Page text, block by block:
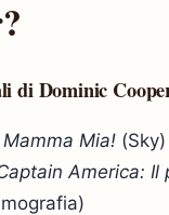
di Dominic
Mamma Mia!
America: Il